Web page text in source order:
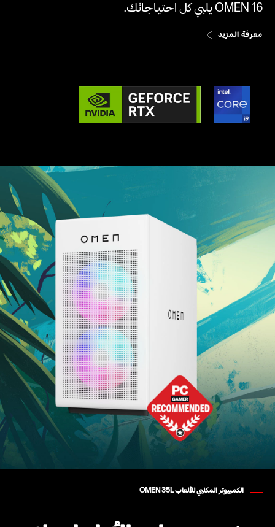
OMEN 16 يلبي كل احتياجاتك. ​
معرفة المزيد
الكمبيوتر المكتبي للألعاب OMEN 35L